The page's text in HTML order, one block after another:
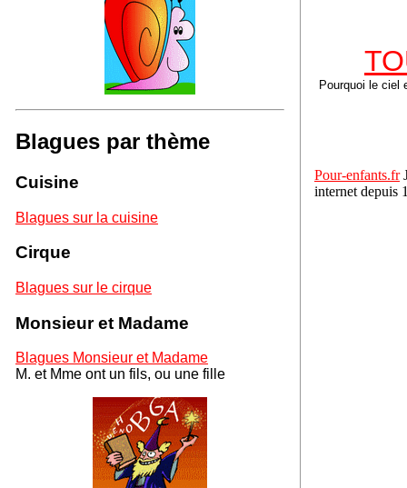
Blagues par thème
Cuisine
Blagues sur la cuisine
Cirque
Blagues sur le cirque
Monsieur et Madame
Blagues Monsieur et Madame
M. et Mme ont un fils, ou une fille
Pourquoi le ciel
Pour-enfants.fr
internet depuis